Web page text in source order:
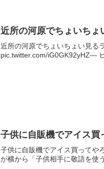
近所の河原でちょいち
近所の河原でちょいちょい見る
pic.twitter.com/iG0GK92yHZ—
子供に自販機でアイス
子供に自販機でアイス買ってや
が横から「子供相手に敬語を使